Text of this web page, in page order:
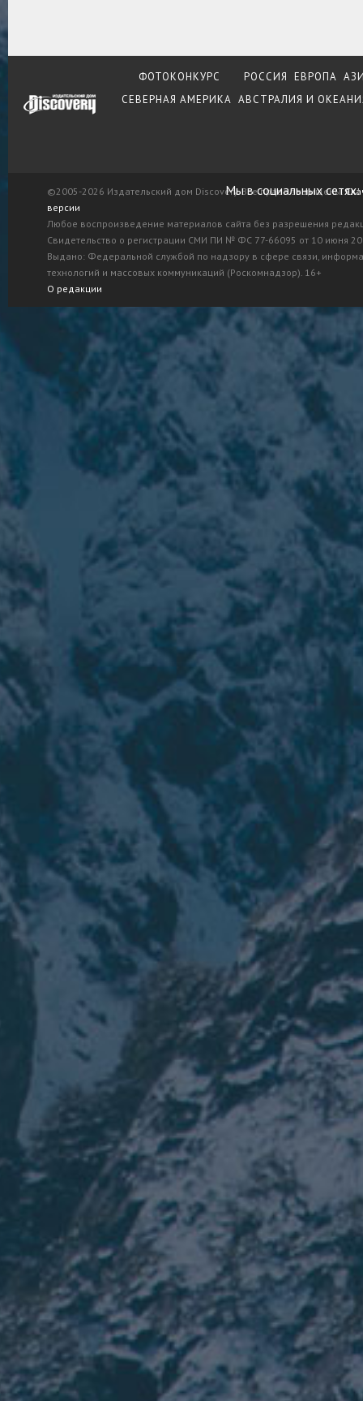
ФОТОКОНКУРС РОССИЯ ЕВРОПА
СЕВЕРНАЯ АМЕРИКА АВСТРАЛИЯ И
©2005-2026 Издательский дом Discovery. Все права защищены.
версии
Любое воспроизведение материалов сайта без разрешения
Свидетельство о регистрации СМИ ПИ № ФС 77-66095 от 10 июня
Выдано: Федеральной службой по надзору в сфере связи,
технологий и массовых коммуникаций (Роскомнадзор). 16+
О редакции
Мы в социальных сетях: